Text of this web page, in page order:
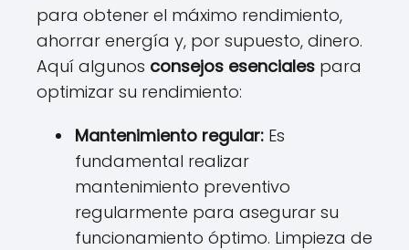
para obtener el máximo rendimiento,
ahorrar energía y, por supuesto, dinero.
Aquí algunos consejos esenciales para
optimizar su rendimiento:
Mantenimiento regular: Es
fundamental realizar
mantenimiento preventivo
regularmente para asegurar su
funcionamiento óptimo. Limpieza de